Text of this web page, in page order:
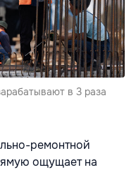
в 3 раза
ремонтной
ощущает на